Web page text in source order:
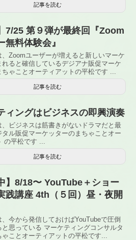
記事を読む
7/25 第９弾が最終回『Zoom
無料体験会』
、Zoomユーザーが増えると新しいマーケ
れると確信しているデジアナ販促マーケ
ちゃことオーティアットの平松です ...
記事を読む
ィングはビジネスの即興演奏
、ビジネスは筋書きがないドラマだと最
タル販促マーケッターのまちゃことオー
の平松です ...
記事を読む
】8/18〜 YouTube＋ショー
践講座 4th（５回）昼・夜開
、今から発信しておけばYouTubeで圧倒
と思っている マーケティングコンサルタ
ゃことオーティアットの平松です...